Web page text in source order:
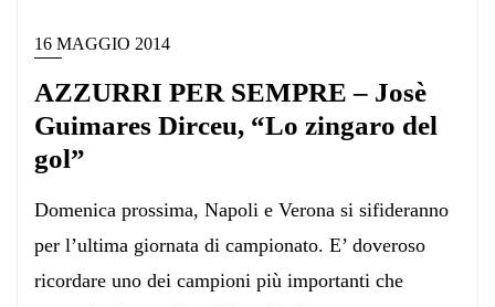
16 MAGGIO 2014
AZZURRI PER SEMPRE – Josè
Guimares Dirceu, “Lo zingaro del
gol”
Domenica prossima, Napoli e Verona si sifideranno
per l’ultima giornata di campionato. E’ doveroso
ricordare uno dei campioni più importanti che